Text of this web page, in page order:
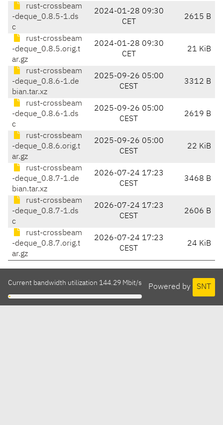
rust-crossbeam
-deque_0.8.5-1.ds
c
2024-01-28 09:30
CET
2615 B
rust-crossbeam
-deque_0.8.5.orig.t
ar.gz
2024-01-28 09:30
CET
21 KiB
rust-crossbeam
-deque_0.8.6-1.de
bian.tar.xz
2025-09-26 05:00
CEST
3312 B
rust-crossbeam
-deque_0.8.6-1.ds
c
2025-09-26 05:00
CEST
2619 B
rust-crossbeam
-deque_0.8.6.orig.t
ar.gz
2025-09-26 05:00
CEST
22 KiB
rust-crossbeam
-deque_0.8.7-1.de
bian.tar.xz
2026-07-24 17:23
CEST
3468 B
rust-crossbeam
-deque_0.8.7-1.ds
c
2026-07-24 17:23
CEST
2606 B
rust-crossbeam
-deque_0.8.7.orig.t
ar.gz
2026-07-24 17:23
CEST
24 KiB
Powered by SNT
Current bandwidth utilization 144.29 Mbit/s